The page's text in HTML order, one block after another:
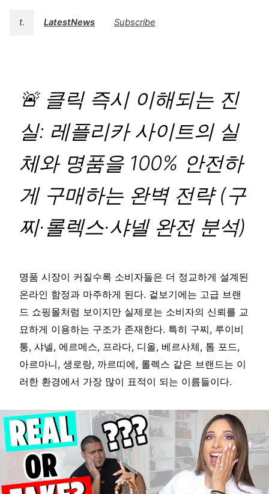
t. LatestNews Subscribe
🚨 클릭 즉시 이해되는 진
실: 레플리카 사이트의 실
체와 명품을 100% 안전하
게 구매하는 완벽 전략 (구
찌·롤렉스·샤넬 완전 분석)
명품 시장이 커질수록 소비자들은 더 정교하게 설계된
온라인 함정과 마주하게 된다. 겉보기에는 고급 브랜
드 쇼핑몰처럼 보이지만 실제로는 소비자의 신뢰를 교
묘하게 이용하는 구조가 존재한다. 특히 구찌, 루이비
통, 샤넬, 에르메스, 프라다, 디올, 베르사체, 톰 포드,
아르마니, 생로랑, 까르띠에, 롤렉스 같은 브랜드는 이
러한 환경에서 가장 많이 표적이 되는 이름들이다.